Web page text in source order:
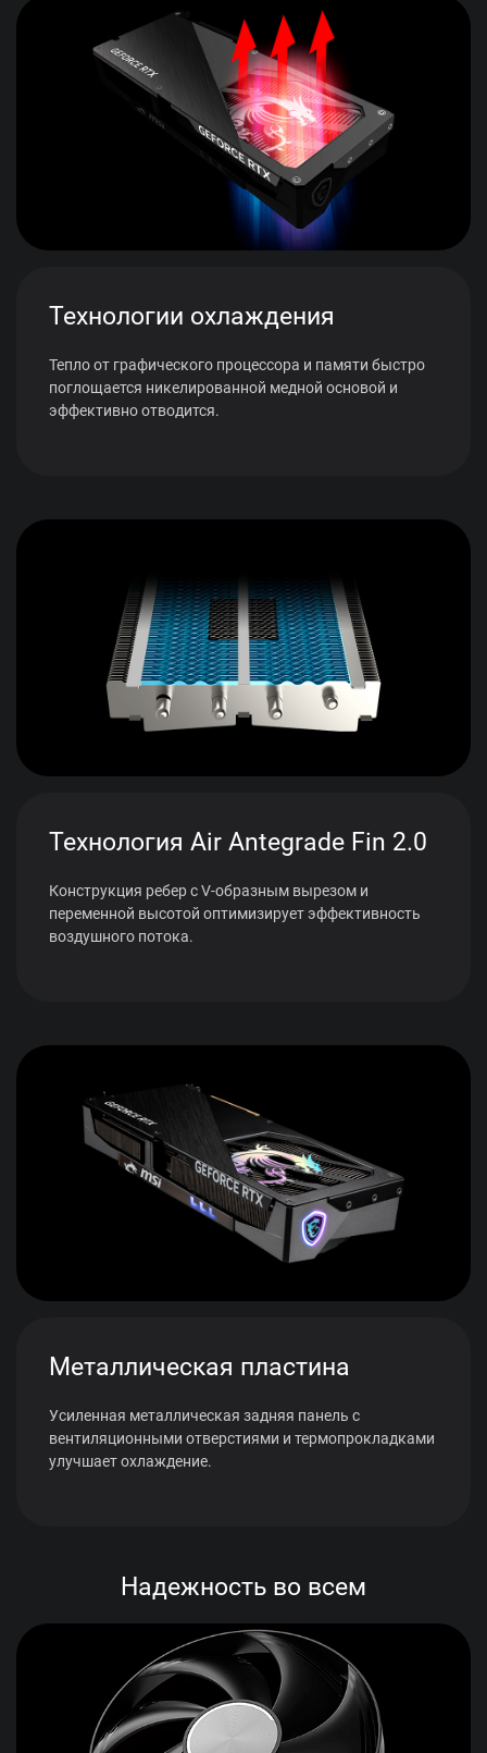
Технологии охлаждения
Тепло от графического процессора и памяти быстро
поглощается никелированной медной основой и
эффективно отводится.
Технология Air Antegrade Fin 2.0
Конструкция ребер с V-образным вырезом и
переменной высотой оптимизирует эффективность
воздушного потока.
Металлическая пластина
Усиленная металлическая задняя панель с
вентиляционными отверстиями и термопрокладками
улучшает охлаждение.
Надежность во всем